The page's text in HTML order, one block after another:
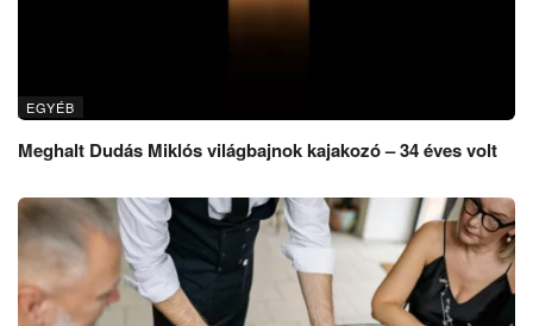
EGYÉB
Meghalt Dudás Miklós világbajnok kajakozó – 34 éves volt